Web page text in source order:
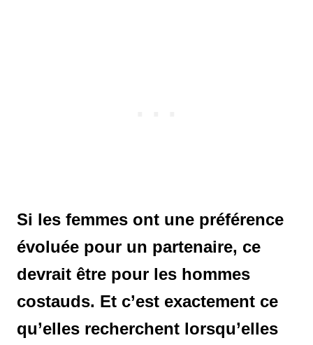
Si les femmes ont une préférence
évoluée pour un partenaire, ce
devrait être pour les hommes
costauds. Et c’est exactement ce
qu’elles recherchent lorsqu’elles